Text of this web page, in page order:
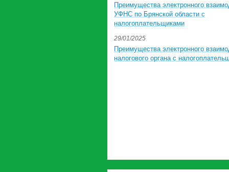
Преимущества электронного
УФНС по Брянской области с
налогоплательщиками
29/01/2025
Преимущества электронного
налогового органа с